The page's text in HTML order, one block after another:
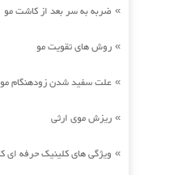
» ضربه به سر بعد از کاشت مو
» روش های تقویت مو
» علت سفید شدن زودهنگام
» ریزش موی ارثی
» ویژگی های کلینیک حرفه ای